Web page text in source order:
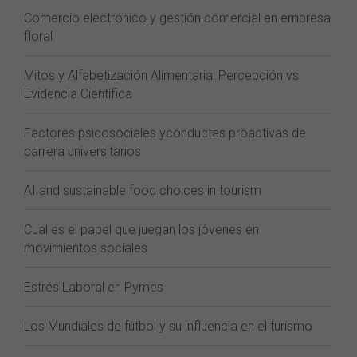
Comercio electrónico y gestión comercial en empresa
floral
Mitos y Alfabetización Alimentaria: Percepción vs
Evidencia Científica
Factores psicosociales yconductas proactivas de
carrera universitarios
AI and sustainable food choices in tourism
Cual es el papel que juegan los jóvenes en
movimientos sociales
Estrés Laboral en Pymes
Los Mundiales de fútbol y su influencia en el turismo